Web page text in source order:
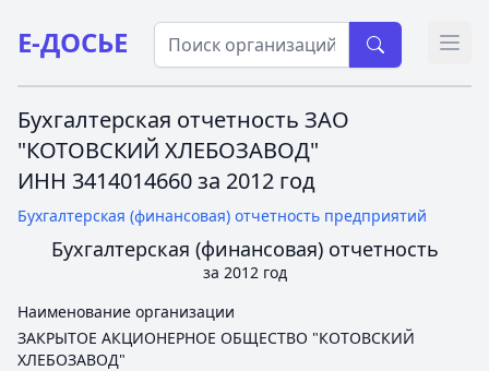
Е-ДОСЬЕ
Бухгалтерская отчетность ЗАО
"КОТОВСКИЙ ХЛЕБОЗАВОД"
ИНН 3414014660 за 2012 год
Бухгалтерская (финансовая) отчетность предприятий
Бухгалтерская (финансовая) отчетность
за 2012 год
Наименование организации
ЗАКРЫТОЕ АКЦИОНЕРНОЕ ОБЩЕСТВО "КОТОВСКИЙ
ХЛЕБОЗАВОД"